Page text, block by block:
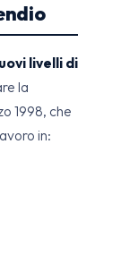
livelli di
la
1998, che
in: